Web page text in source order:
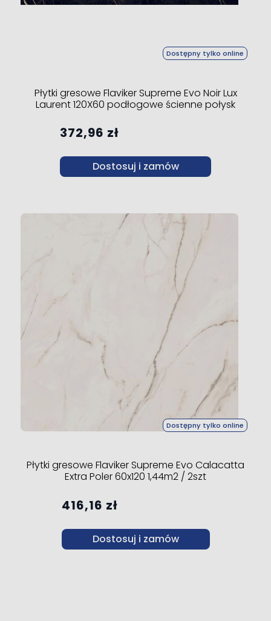
Dostępny tylko online
Płytki gresowe Flaviker Supreme Evo Noir Lux
Laurent 120X60 podłogowe ścienne połysk
372,96 zł
Dostosuj i zamów
Dostępny tylko online
Płytki gresowe Flaviker Supreme Evo Calacatta
Extra Poler 60x120 1,44m2 / 2szt
416,16 zł
Dostosuj i zamów